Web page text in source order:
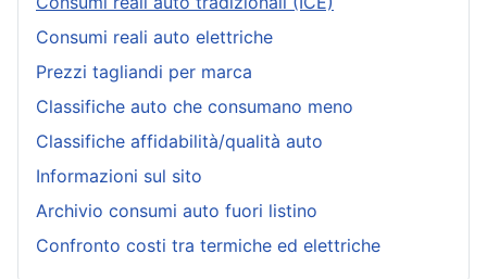
Consumi reali auto elettriche
Prezzi tagliandi per marca
Classifiche auto che consumano meno
Classifiche affidabilità/qualità auto
Informazioni sul sito
Archivio consumi auto fuori listino
Confronto costi tra termiche ed elettriche